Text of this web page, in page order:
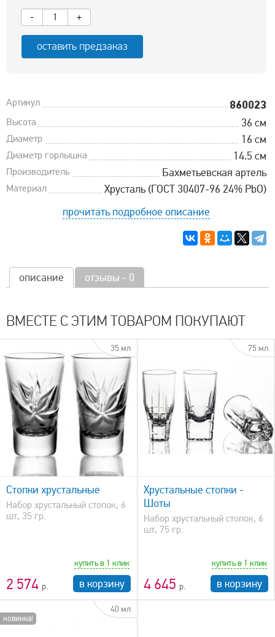
-
+
оставить предзаказ
Артикул 860023
Высота 36 см
Диаметр 16 см
Диаметр горлышка 14.5 см
Производитель Бахметьевская артель
Материал
Хрусталь (ГОСТ 30407-96 24% PbO)
прочитать подробное описание
описание отзывы - 0
ВМЕСТЕ С ЭТИМ ТОВАРОМ ПОКУПАЮТ
35 мл
Стопки хрустальные
Набор хрустальный стопок, 6
шт, 35 гр.
2 574
купить в 1 клик
в корзину
75 мл
быстрый просмотр
Хрустальные стопки -
Шоты
Набор хрустальный стопок, 6
шт, 75 гр.
4 645
купить в 1 клик
в корзину
новинка!
40 мл